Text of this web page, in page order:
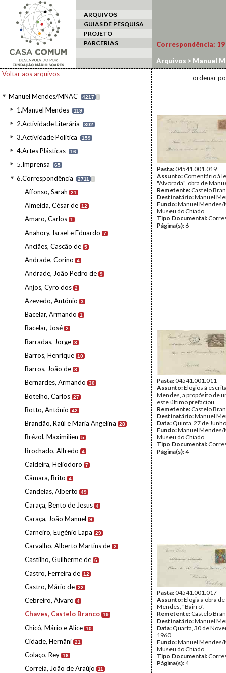
ARQUIVOS
GUIAS DE PESQUISA
PROJETO
PARCERIAS
Voltar aos arquivos
Manuel Mendes/MNAC 4217 I
1.Manuel Mendes 119
2.Actividade Literária 302
3.Actividade Política 159
4.Artes Plásticas 16
5.Imprensa 65
6.Correspondência 2711 I
Affonso, Sarah 21
Almeida, César de 12
Amaro, Carlos 1
Anahory, Israel e Eduardo 7
Anciães, Cascão de 5
Andrade, Corino 4
Andrade, João Pedro de 9
Anjos, Cyro dos 2
Azevedo, António 3
Bacelar, Armando 1
Bacelar, José 2
Barradas, Jorge 3
Barros, Henrique 10
Barros, João de 8
Bernardes, Armando 30
Botelho, Carlos 27
Botto, António 42
Brandão, Raúl e Maria Angelina 28
Brézol, Maximilien 5
Brochado, Alfredo 4
Caldeira, Heliodoro 7
Câmara, Brito 4
Candeias, Alberto 49
Caraça, Bento de Jesus 4
Caraça, João Manuel 9
Carneiro, Eugénio Lapa 29
Carvalho, Alberto Martins de 2
Castilho, Guilherme de 6
Castro, Ferreira de 12
Castro, Mário de 22
Cebreiro, Álvaro 4
Chaves, Castelo Branco 19
Chicó, Mário e Alice 10
Cidade, Hernâni 21
Colaço, Rey 16
Correia, João de Araújo 11
Correspondência: 19
Arquivos > Manuel
ordenar
Pasta:04541.001.019
Assunto: Comentário à
"Alvorada", obra de
Remetente: Castelo
Destinatário:Manuel
Fundo:Manuel Mendes/
Museu do Chiado
Tipo Documental:
Página(s): 6
Pasta:04541.001.011
Assunto:Elogios à
Mendes, a propósito de
este último prefaciou.
Remetente: Castelo
Destinatário:Manuel
Data: Quinta, 27 de
Fundo:Manuel Mendes/
Museu do Chiado
Tipo Documental:
Página(s):4
Pasta:04541.001.017
Assunto:Elogia a obra
Mendes, "Bairro".
Remetente: Castelo
Destinatário:Manuel
Data: Quarta, 30 de
1960
Fundo:Manuel Mendes/
Museu do Chiado
Tipo Documental:
Página(s):4